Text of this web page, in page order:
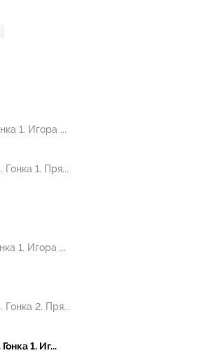
1. Игора ...
1. Пря...
1. Игора ...
2. Пря...
1. Иг...